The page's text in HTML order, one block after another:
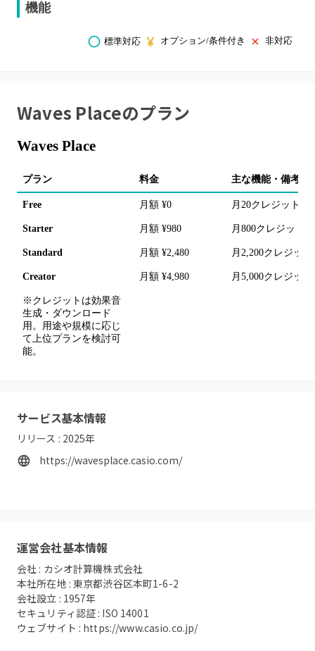
機能
標準対応 オプション/条件付き 非対応
Waves Placeのプラン
Waves Place
プラン 料金 主な機能・備考
Free 月額 ¥0 月20クレジット
Starter 月額 ¥980 月800クレジット
Standard 月額 ¥2,480 月2,200クレジッ
Creator 月額 ¥4,980 月5,000クレジッ
※クレジットは効果音
生成・ダウンロード
用。用途や規模に応じ
て上位プランを検討可
能。
サービス基本情報
リリース : 2025年
https://wavesplace.casio.com/
運営会社基本情報
会社 : カシオ計算機株式会社
本社所在地 :東京都渋谷区本町1-6-2
会社設立 : 1957年
セキュリティ認証 : ISO 14001
ウェブサイト : https://www.casio.co.jp/